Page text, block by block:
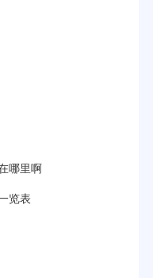
多大的？
照时间是多久？
区别？
与电池柜的区别？
价格多少？
价格多少钱？
哪里啊
览表